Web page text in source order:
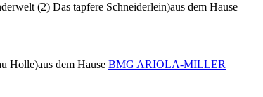
(2) Das tapfere Schneiderlein)aus dem Hause
Holle)aus dem Hause BMG ARIOLA-MILLER